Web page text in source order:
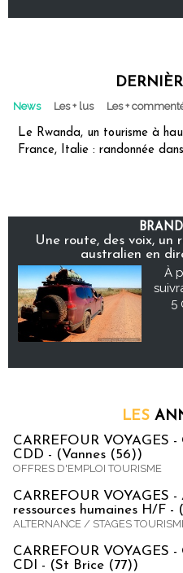
News Les + lus Les +
Le Rwanda, un tourisme à
France, Italie : randonnée
Une route, des voix, un
australien en
À
5
LES
CARREFOUR VOYAGES
CDD - (Vannes (56))
OFFRES D'EMPLOI TOURISME
CARREFOUR VOYAGES
ressources humaines H/F -
ALTERNANCE / STAGES
CARREFOUR VOYAGES
CDI - (St Brice (77))